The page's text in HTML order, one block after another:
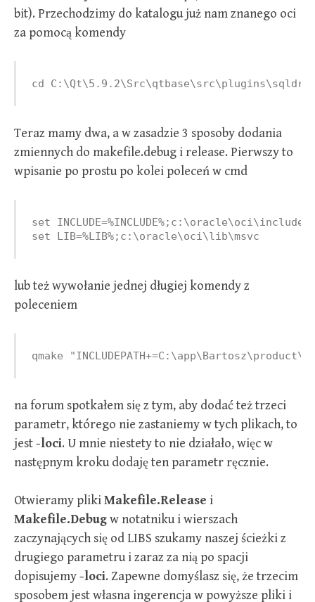
bit). Przechodzimy do katalogu już nam znanego oci
za pomocą komendy
cd
Teraz mamy dwa, a w zasadzie 3 sposoby dodania
zmiennych do makefile.debug i release. Pierwszy to
wpisanie po prostu po kolei poleceń w cmd
set INCLUDE=%INCLUDE%;c:\oracle\oci\include
set LIB=%LIB%;c:\oracle\oci\lib\msvc
lub też wywołanie jednej długiej komendy z
poleceniem
qmake
na forum spotkałem się z tym, aby dodać też trzeci
parametr, którego nie zastaniemy w tych plikach, to
jest-loci. U mnie niestety to nie działało, więc w
następnym kroku dodaję ten parametr ręcznie.
Otwieramy plikiMakefile.Release i
Makefile.Debugw notatniku i wierszach
zaczynających się od LIBS szukamy naszej ścieżki z
drugiego parametru i zaraz za nią po spacji
dopisujemy-loci. Zapewne domyślasz się, że trzecim
sposobem jest własna ingerencja w powyższe pliki i